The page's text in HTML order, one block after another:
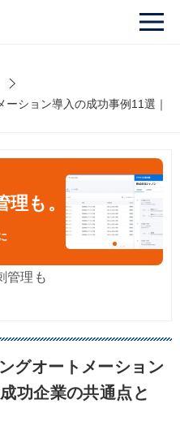
ーション導入の成功事例11選｜
理も。
管理も
グオートメーション
功企業の共通点と